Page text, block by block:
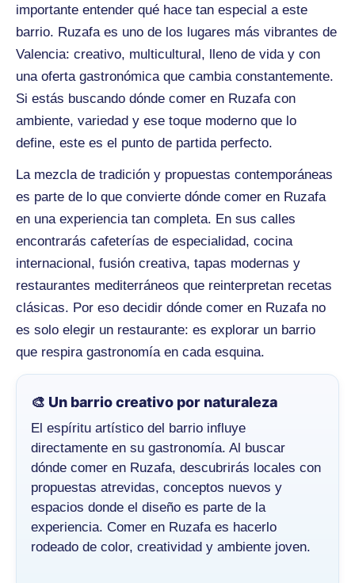
importante entender qué hace tan especial a este
barrio. Ruzafa es uno de los lugares más vibrantes de
Valencia: creativo, multicultural, lleno de vida y con
una oferta gastronómica que cambia constantemente.
Si estás buscando dónde comer en Ruzafa con
ambiente, variedad y ese toque moderno que lo
define, este es el punto de partida perfecto.
La mezcla de tradición y propuestas contemporáneas
es parte de lo que convierte dónde comer en Ruzafa
en una experiencia tan completa. En sus calles
encontrarás cafeterías de especialidad, cocina
internacional, fusión creativa, tapas modernas y
restaurantes mediterráneos que reinterpretan recetas
clásicas. Por eso decidir dónde comer en Ruzafa no
es solo elegir un restaurante: es explorar un barrio
que respira gastronomía en cada esquina.
🎨 Un barrio creativo por naturaleza
El espíritu artístico del barrio influye
directamente en su gastronomía. Al buscar
dónde comer en Ruzafa, descubrirás locales con
propuestas atrevidas, conceptos nuevos y
espacios donde el diseño es parte de la
experiencia. Comer en Ruzafa es hacerlo
rodeado de color, creatividad y ambiente joven.